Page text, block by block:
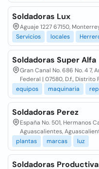
Soldadoras Lux
Aguaje 1227 67150,
Servicios
locales
Soldadoras Super Alfa
Gran Canal No. 686 No. 4 7,
Federal | 07580, D.f., Distrito
equipos
maquinaria
Soldadoras Perez
España No. 501, Hermanos
Aguascalientes,
plantas
marcas luz
Soldadoras